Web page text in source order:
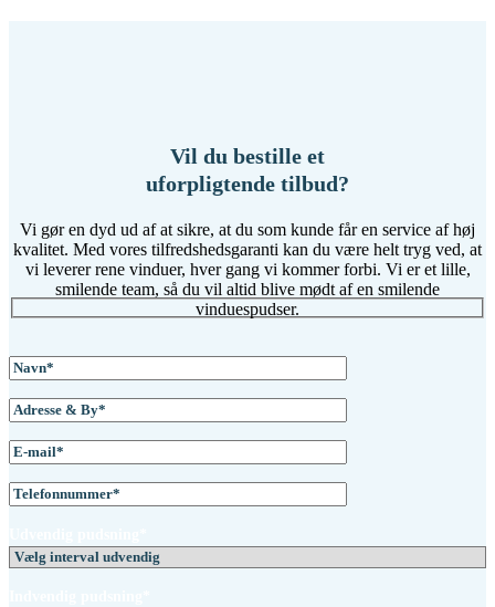
Vil du bestille et
uforpligtende tilbud?
Vi gør en dyd ud af at sikre, at du som kunde får en service af høj
kvalitet. Med vores tilfredshedsgaranti kan du være helt tryg ved, at
vi leverer rene vinduer, hver gang vi kommer forbi. Vi er et lille,
smilende team, så du vil altid blive mødt af en smilende
vinduespudser.